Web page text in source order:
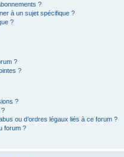
?
à un sujet spécifique ?
?
?
?
?
?
ou d’ordres légaux liés à ce forum ?
forum ?